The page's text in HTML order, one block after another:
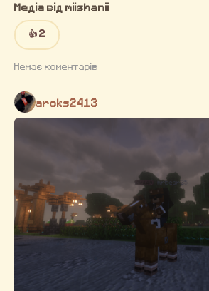
Медіа від miishanii
👍 2
Немає коментарів
aroks2413